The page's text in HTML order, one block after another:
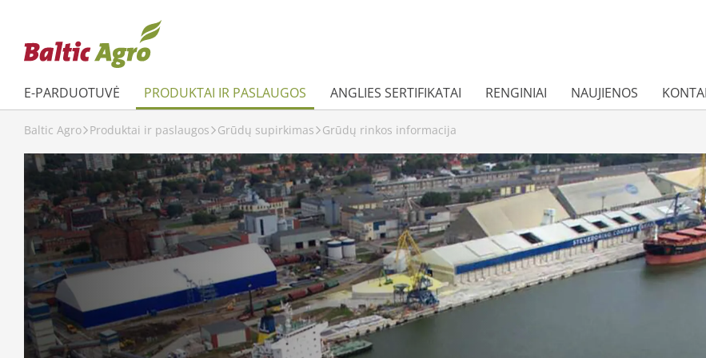
E-PARDUOTUVĖ PRODUKTAI IR PASLAUGOS ANGLIES SERTIFIKATAI RENGINIAI NAUJIENOS
Baltic Agro Produktai ir paslaugos Grūdų supirkimas Grūdų rinkos informacija